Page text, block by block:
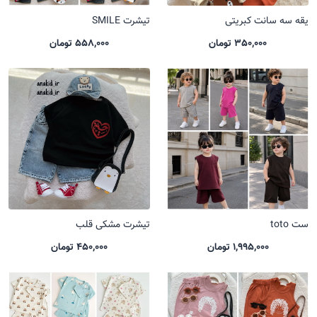
یقه سه سانت کبریتی
350,000 تومان
تیشرت SMILE
558,000 تومان
ست toto
1,995,000 تومان
تیشرت مشکی قلب
450,000 تومان